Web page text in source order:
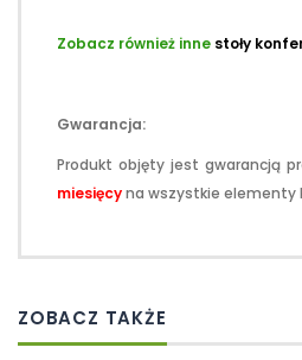
Zobacz również inne stoły
Gwarancja:
Produkt objęty jest gwarancją
miesięcyna wszystkie elementy
ZOBACZ TAKŻE